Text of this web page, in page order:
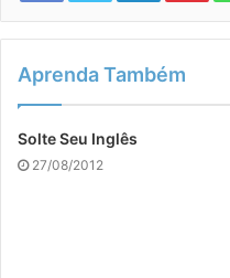
Aprenda Também
Solte Seu Inglês
27/08/2012